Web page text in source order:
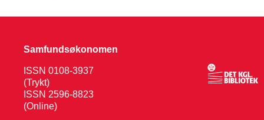
Samfundsøkonomen
ISSN 0108-3937
(Trykt)
ISSN 2596-8823
(Online)